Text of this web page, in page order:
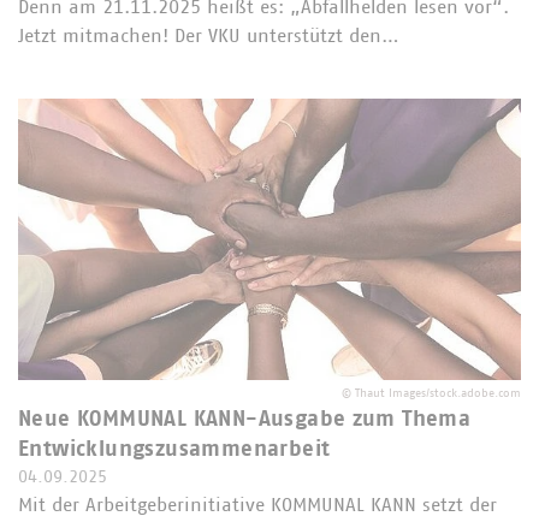
Denn am 21.11.2025 heißt es: „Abfallhelden lesen vor“.
Jetzt mitmachen! Der VKU unterstützt den…
© Thaut Images/stock.adobe.com
Neue KOMMUNAL KANN-Ausgabe zum Thema
Entwicklungszusammenarbeit
04.09.2025
Mit der Arbeitgeberinitiative KOMMUNAL KANN setzt der